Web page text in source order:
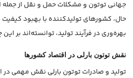
جهانی توتون و مشکلات حمل و نقل از
حال، کشورهای تولیدکننده با بهبود
بهره‌وری در فرآیند تولید، توانسته‌اند بر
نقش توتون بارلی در اقتصاد کشورها
تولید و صادرات توتون بارلی نقش مهمی